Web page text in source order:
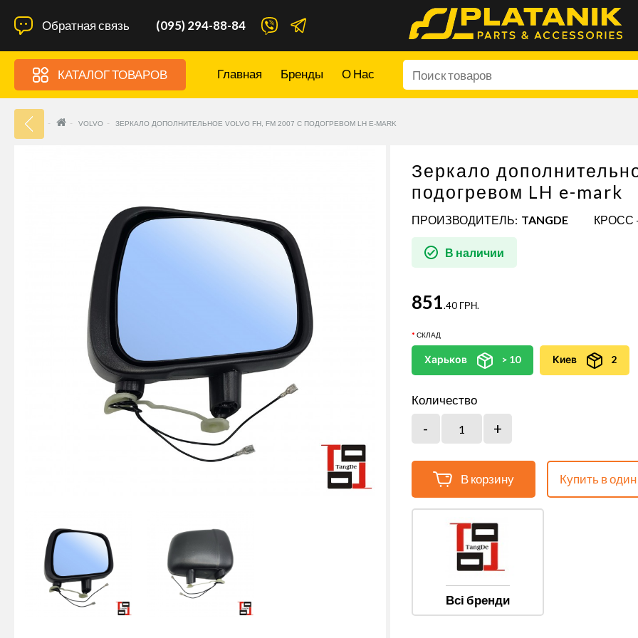
Обратная связь (095) 294-88-84
КАТАЛОГ ТОВАРОВ Главная Бренды О Нас
VOLVO ЗЕРКАЛО ДОПОЛНИТЕЛЬНОЕ VOLVO FH, FM 2007 С ПОДОГРЕВОМ LH E-MARK
Зеркало
подогревом LH e-mark
ПРОИЗВОДИТЕЛЬ: TANGDE КРОСС
В наличии
851.40 ГРН.
СКЛАД
Харьков > 10 Киев 2
Количество
В корзину Купить в один
Всі бренди